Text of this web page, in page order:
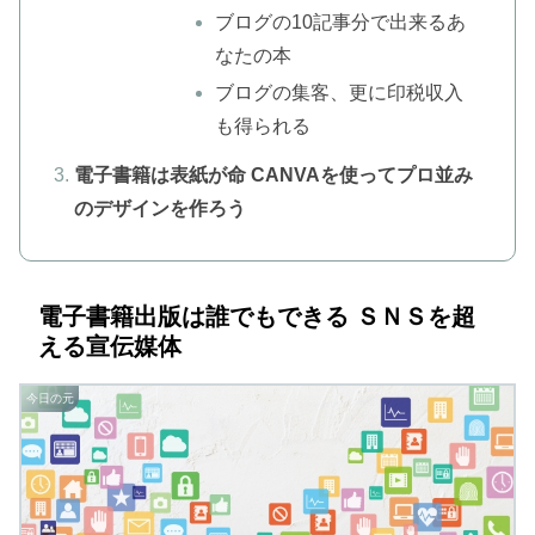
ブログの10記事分で出来るあ
なたの本
ブログの集客、更に印税収入
も得られる
電子書籍は表紙が命 CANVAを使ってプロ並み
のデザインを作ろう
電子書籍出版は誰でもできる ＳＮＳを超
える宣伝媒体
今日の元